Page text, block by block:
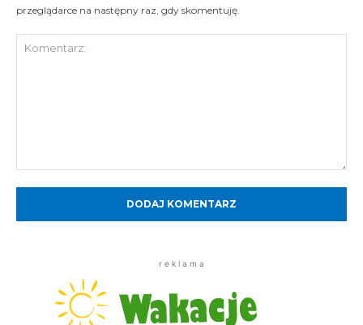
przeglądarce na następny raz, gdy skomentuję.
r e k l a m a